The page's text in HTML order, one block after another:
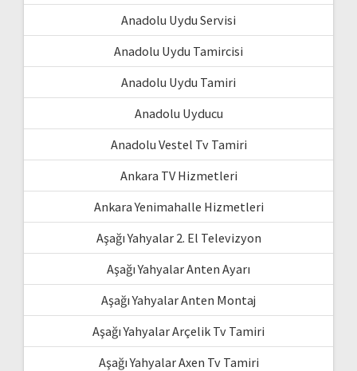
Anadolu Uydu Servisi
Anadolu Uydu Tamircisi
Anadolu Uydu Tamiri
Anadolu Uyducu
Anadolu Vestel Tv Tamiri
Ankara TV Hizmetleri
Ankara Yenimahalle Hizmetleri
Aşağı Yahyalar 2. El Televizyon
Aşağı Yahyalar Anten Ayarı
Aşağı Yahyalar Anten Montaj
Aşağı Yahyalar Arçelik Tv Tamiri
Aşağı Yahyalar Axen Tv Tamiri